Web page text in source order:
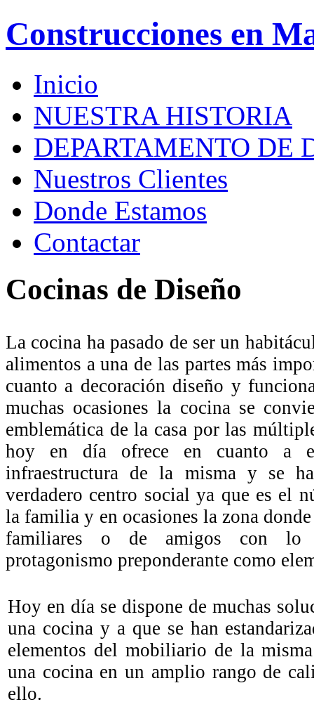
Construcciones en
Inicio
NUESTRA HISTORIA
DEPARTAMENTO DE
Nuestros Clientes
Donde Estamos
Contactar
Cocinas de Diseño
La cocina ha pasado de ser un
alimentos a una de las partes más
cuanto a decoración diseño y
muchas ocasiones la cocina se
emblemática de la casa por las
hoy en día ofrece en cuanto a
infraestructura de la misma y se
verdadero centro social ya que es el
la familia y en ocasiones la zona
familiares o de amigos con lo
protagonismo preponderante como
Hoy en día se dispone de muchas
una cocina y a que se han
elementos del mobiliario de la
una cocina en un amplio rango de
ello.